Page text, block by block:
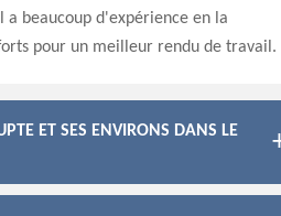
a beaucoup d'expérience en la
pour un meilleur rendu de travail.
ET SES ENVIRONS DANS LE